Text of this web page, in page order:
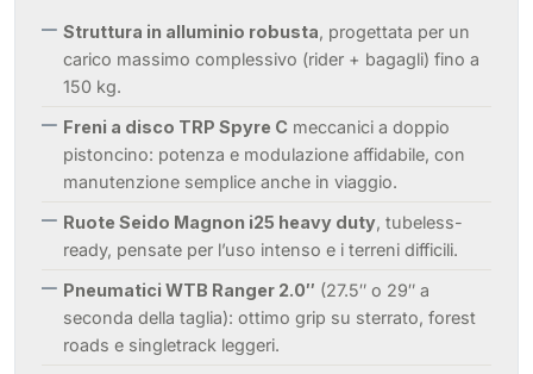
Struttura in alluminio robusta, progettata per un
carico massimo complessivo (rider + bagagli) fino a
150 kg.
Freni a disco TRP Spyre C meccanici a doppio
pistoncino: potenza e modulazione affidabile, con
manutenzione semplice anche in viaggio.
Ruote Seido Magnon i25 heavy duty, tubeless-
ready, pensate per l’uso intenso e i terreni difficili.
Pneumatici WTB Ranger 2.0″ (27.5″ o 29″ a
seconda della taglia): ottimo grip su sterrato, forest
roads e singletrack leggeri.